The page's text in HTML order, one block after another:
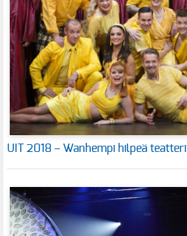
UIT 2018 – Wanhempi hilpeä teatteri